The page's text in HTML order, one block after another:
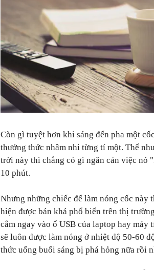
Còn gì tuyệt hơn khi sáng đến pha một
thưởng thức nhâm nhi từng tí một. Thế
trời này thì chẳng có gì ngăn cản việc nó
10 phút.
Nhưng những chiếc đế làm nóng cốc
hiện được bán khá phổ biến trên thị
cắm ngay vào ổ USB của laptop hay
sẽ luôn được làm nóng ở nhiệt độ 50-60
thức uống buổi sáng bị phá hỏng nữa rồi